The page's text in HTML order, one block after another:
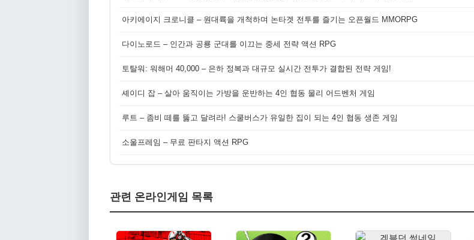
아키에이지 크로니클 – 원대륙을 개척하며 논타겟 전투를 즐기는 오픈월드 MMORPG
다이노로드 – 인간과 공룡 군대를 이끄는 중세 전략 액션 RPG
토탈워: 워해머 40,000 – 은하 정복과 대규모 실시간 전투가 결합된 전략 게임!
셰이디 잡 – 살아 움직이는 가방을 운반하는 4인 협동 물리 어드벤처 게임
루트 – 좀비 떼를 뚫고 달려라! 스쿨버스가 유일한 집이 되는 4인 협동 생존 게임
소울프레임 – 무료 판타지 액션 RPG
관련 온라인게임 목록